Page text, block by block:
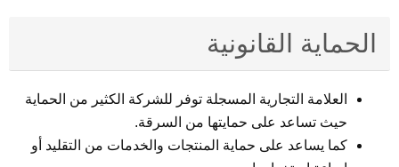
الحماية القانونية
العلامة التجارية المسجلة توفر للشركة الكثير من الحماية
حيث تساعد على حمايتها من السرقة.
كما يساعد على حماية المنتجات والخدمات من التقليد أو